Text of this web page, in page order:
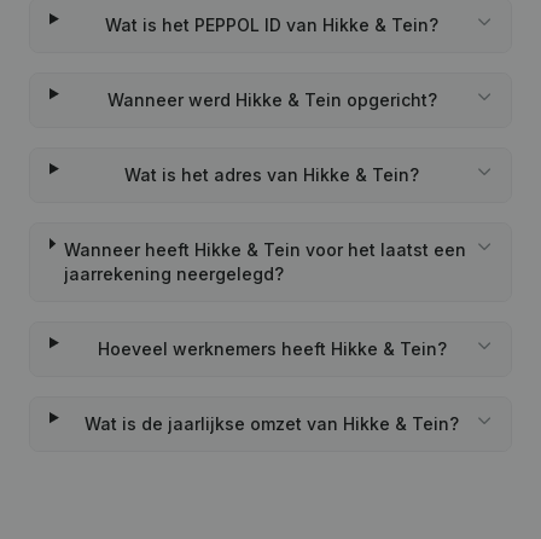
Wat is het PEPPOL ID van Hikke & Tein?
Wanneer werd Hikke & Tein opgericht?
Wat is het adres van Hikke & Tein?
Wanneer heeft Hikke & Tein voor het laatst een
jaarrekening neergelegd?
Hoeveel werknemers heeft Hikke & Tein?
Wat is de jaarlijkse omzet van Hikke & Tein?